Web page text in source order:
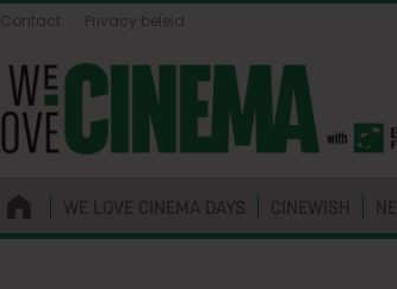
Contact Privacy beleid
WE LOVE CINEMA DAYS CINEWISH